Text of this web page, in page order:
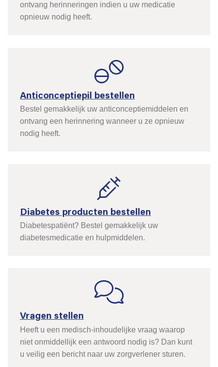
ontvang herinneringen indien u uw medicatie
opnieuw nodig heeft.
Anticonceptiepil bestellen
Bestel gemakkelijk uw anticonceptiemiddelen en
ontvang een herinnering wanneer u ze opnieuw
nodig heeft.
Diabetes producten bestellen
Diabetespatiënt? Bestel gemakkelijk uw
diabetesmedicatie en hulpmiddelen.
Vragen stellen
Heeft u een medisch-inhoudelijke vraag waarop
niet onmiddellijk een antwoord nodig is? Dan kunt
u veilig een bericht naar uw zorgverlener sturen.